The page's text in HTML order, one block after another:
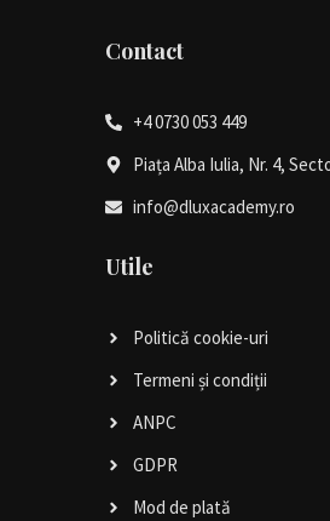
Contact
+4 0730 053 449
Piața Alba Iulia, Nr. 4,
info@dluxacademy.ro
Utile
Politică cookie-uri
Termeni și condiții
ANPC
GDPR
Mod de plată